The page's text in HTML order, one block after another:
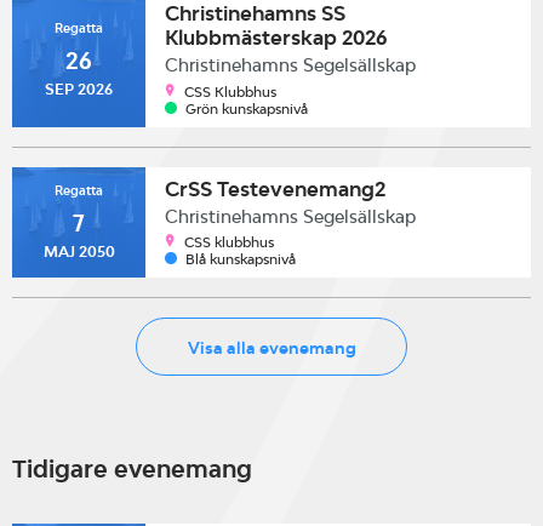
Regatta
26
SEP 2026
Christinehamns SS
Klubbmästerskap 2026
Christinehamns Segelsällskap
CSS Klubbhus
Grön kunskapsnivå
Regatta
7
MAJ 2050
CrSS Testevenemang2
Christinehamns Segelsällskap
CSS klubbhus
Blå kunskapsnivå
Visa alla evenemang
Tidigare evenemang